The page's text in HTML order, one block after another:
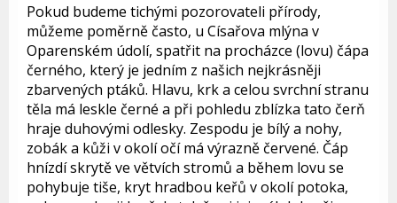
Pokud budeme tichými pozorovateli přírody,
můžeme poměrně často, u Císařova mlýna v
Oparenském údolí, spatřit na procházce (lovu) čápa
černého, který je jedním z našich nejkrásněji
zbarvených ptáků. Hlavu, krk a celou svrchní stranu
těla má leskle černé a při pohledu zblízka tato čerň
hraje duhovými odlesky. Zespodu je bílý a nohy,
zobák a kůži v okolí očí má výrazně červené. Čáp
hnízdí skrytě ve větvích stromů a během lovu se
pohybuje tiše, kryt hradbou keřů v okolí potoka,